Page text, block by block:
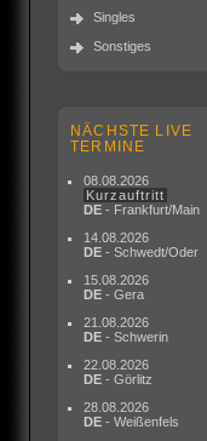
Singles
Sonstiges
NÄCHSTE LIVE
TERMINE
08.08.2026
Kurzauftritt
DE - Frankfurt/Main
14.08.2026
DE - Schwedt/Oder
15.08.2026
DE - Gera
21.08.2026
DE - Schwerin
22.08.2026
DE - Görlitz
28.08.2026
DE - Weißenfels